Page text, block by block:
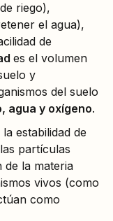
riego),
el agua),
de
es el volumen
y
del suelo
agua y oxígeno.
la estabilidad de
partículas
de la materia
vivos (como
como